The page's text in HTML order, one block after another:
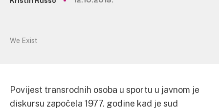
We Exist
Povijest transrodnih osoba u sportu u javnom je
diskursu započela 1977. godine kad je sud